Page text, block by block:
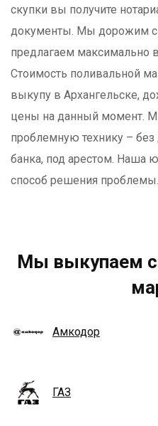
скупки вы получите
документы. Мы дорожим
предлагаем максимально
Стоимость поливальной
выкупу в Архангельске,
цены на данный момент.
проблемную технику – без
банка, под арестом. Наша
способ решения проблемы.
Мы выкупаем
Амкодор
ГАЗ